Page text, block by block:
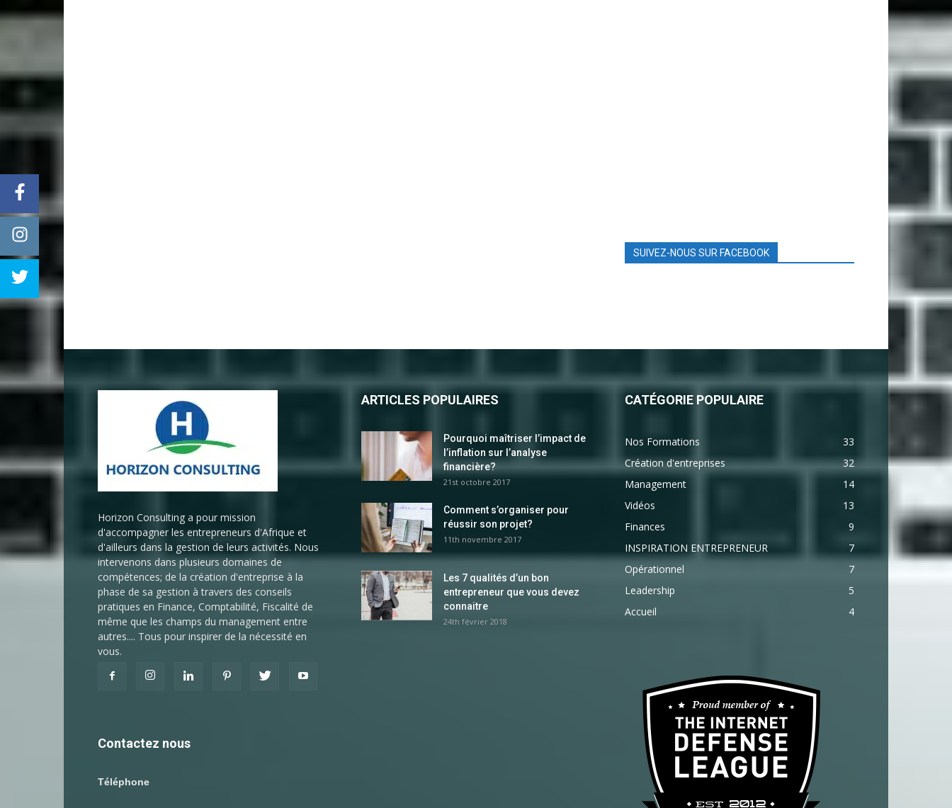
SUIVEZ-NOUS SUR FACEBOOK
Horizon Consulting a pour mission
d'accompagner les entrepreneurs d'Afrique et
d'ailleurs dans la gestion de leurs activités. Nous
intervenons dans plusieurs domaines de
compétences; de la création d'entreprise à la
phase de sa gestion à travers des conseils
pratiques en Finance, Comptabilité, Fiscalité de
même que les champs du management entre
autres.... Tous pour inspirer de la nécessité en
vous.
Contactez nous
Téléphone
ARTICLES POPULAIRES
Pourquoi maîtriser l’impact de
l’inflation sur l’analyse
financière?
21st octobre 2017
Comment s’organiser pour
réussir son projet?
11th novembre 2017
Les 7 qualités d’un bon
entrepreneur que vous devez
connaitre
24th février 2018
CATÉGORIE POPULAIRE
Nos Formations
33
Création d'entreprises
32
Management
14
Vidéos
13
Finances
9
INSPIRATION ENTREPRENEUR
7
Opérationnel
7
Leadership
5
Accueil
4